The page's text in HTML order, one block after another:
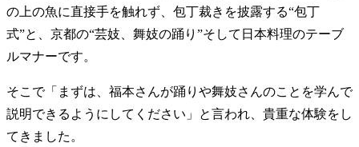
の上の魚に直接手を触れず、包丁裁きを披露する“包丁
式”と、京都の“芸妓、舞妓の踊り”そして日本料理のテーブ
ルマナーです。
そこで「まずは、福本さんが踊りや舞妓さんのことを学んで
説明できるようにしてください」と言われ、貴重な体験をし
てきました。